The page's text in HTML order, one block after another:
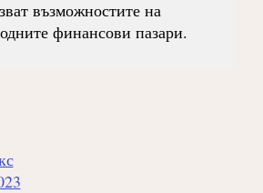
възможностите на
финансови пазари.